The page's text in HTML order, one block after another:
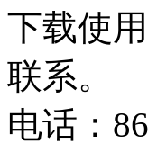
下载使
联系。
电话：